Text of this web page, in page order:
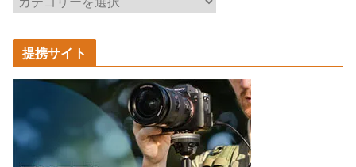
事
カ
テ
ゴ
ー
提携サイト